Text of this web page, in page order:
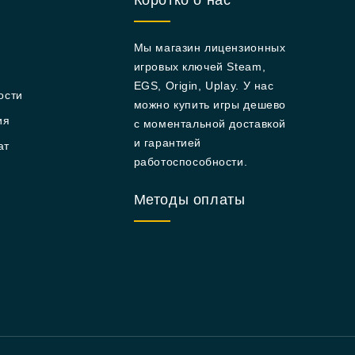
Мы магазин лицензионных
игровых ключей Steam,
EGS, Origin, Uplay. У нас
можно купить игры дешево
с моментальной доставкой
и гарантией
работоспособности.
Методы оплаты